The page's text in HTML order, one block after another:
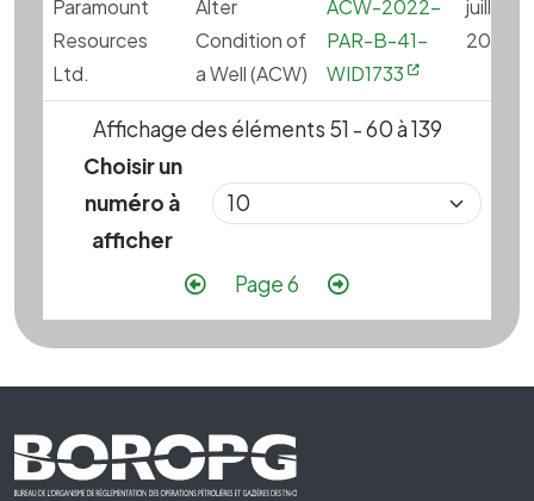
Paramount
Resources
Ltd.
Alter
Condition of
a Well (ACW)
ACW-2022-
PAR-B-41-
WID1733
juillet
2022
Affichage des éléments 51 - 60 à 139
Choisir un
numéro à
afficher
PaginationPage précédente
Page 6 Page suivante
Footer First